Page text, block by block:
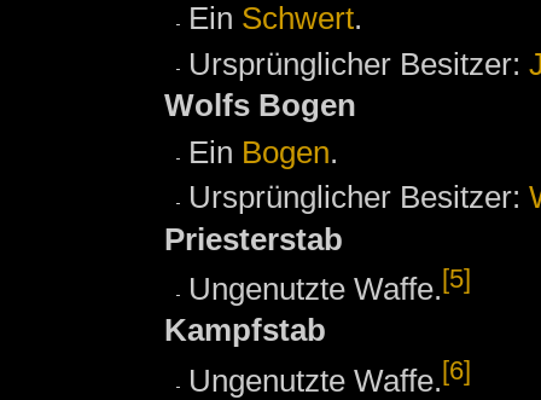
Ein Schwert.
Ursprünglicher Besitzer:
Wolfs Bogen
Ein Bogen.
Ursprünglicher Besitzer:
Priesterstab
Ungenutzte Waffe.[5]
Kampfstab
Ungenutzte Waffe.[6]